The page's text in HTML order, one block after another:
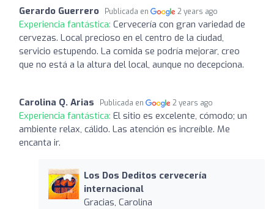
Gerardo Guerrero Publicada en 2 years ago
Experiencia fantástica: Cervecería con gran variedad de
cervezas. Local precioso en el centro de la ciudad,
servicio estupendo. La comida se podría mejorar, creo
que no está a la altura del local, aunque no decepciona.
Carolina Q. Arias Publicada en 2 years ago
Experiencia fantástica: El sitio es excelente, cómodo; un
ambiente relax, cálido. Las atención es increíble. Me
encanta ir.
Los Dos Deditos cervecería
internacional
Gracias, Carolina